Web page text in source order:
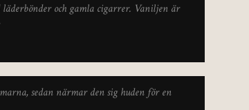
och gamla cigarrer. Vaniljen är
sedan närmar den sig huden för en